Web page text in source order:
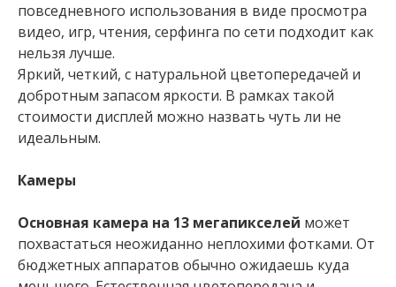
повседневного использования в виде просмотра
видео, игр, чтения, серфинга по сети подходит как
нельзя лучше.
Яркий, четкий, с натуральной цветопередачей и
добротным запасом яркости. В рамках такой
стоимости дисплей можно назвать чуть ли не
идеальным.
Камеры
Основная камера на 13 мегапикселей может
похвастаться неожиданно неплохими фотками. От
бюджетных аппаратов обычно ожидаешь куда